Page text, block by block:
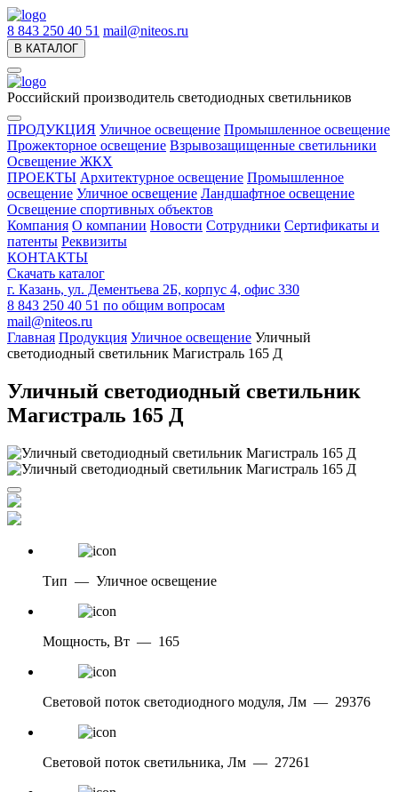
8 843 250 40 51 mail@niteos.ru
В КАТАЛОГ
Российский производитель светодиодных светильников
ПРОДУКЦИЯ Уличное освещение Промышленное освещение
Прожекторное освещение Взрывозащищенные светильники
Освещение ЖКХ
ПРОЕКТЫ Архитектурное освещение Промышленное
освещение Уличное освещение Ландшафтное освещение
Освещение спортивных объектов
Компания О компании Новости Сотрудники Сертификаты и
патенты Реквизиты
КОНТАКТЫ
Скачать каталог
г. Казань, ул. Дементьева 2Б, корпус 4, офис 330
8 843 250 40 51 по общим вопросам
mail@niteos.ru
Главная Продукция Уличное освещение Уличный
светодиодный светильник Магистраль 165 Д
Уличный светодиодный светильник
Магистраль 165 Д
Тип — Уличное освещение
Мощность, Вт — 165
Световой поток светодиодного модуля, Лм — 29376
Световой поток светильника, Лм — 27261